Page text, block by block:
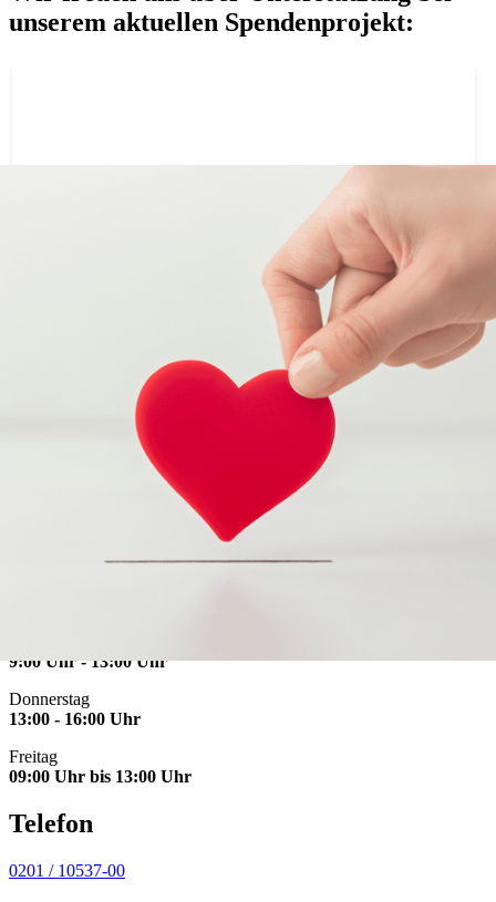
unserem aktuellen Spendenprojekt:
So kommst du mit uns in Kontakt
Montag & Dienstag
9:00 Uhr - 13:00 Uhr
Donnerstag
13:00 - 16:00 Uhr
Freitag
09:00 Uhr bis 13:00 Uhr
Telefon
0201 / 10537-00